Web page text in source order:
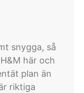
snygga, så
här och
plan än
riktiga